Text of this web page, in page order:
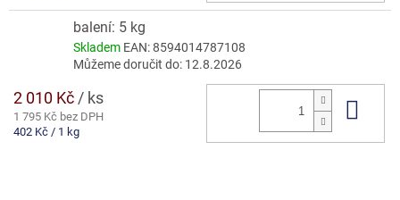
balení: 5 kg
Skladem EAN:8594014787108
Můžeme doručit do: 12.8.2026
2 010 Kč / ks
1 795 Kč bez DPH
Měrná
402 Kč / 1 kg